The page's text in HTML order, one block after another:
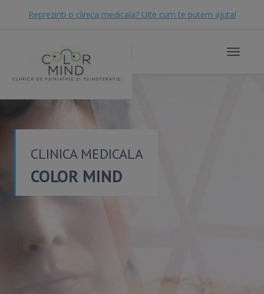
Reprezinti o clinica medicala? Uite cum te putem ajuta!
Toggle
CLINICA MEDICALA
COLOR MIND